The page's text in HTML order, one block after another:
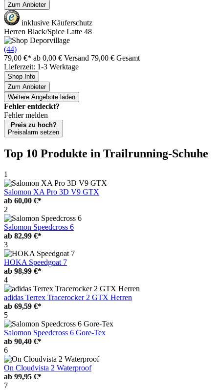
Zum Anbieter
inklusive Käuferschutz
Herren Black/Spice Latte 48
(44)
79,00 €* ab 0,00 € Versand 79,00 € Gesamt
Lieferzeit: 1-3 Werktage
Shop-Info
Zum Anbieter
Weitere Angebote laden
Fehler entdeckt?
Fehler melden
Preis zu hoch?
Preisalarm setzen
Top 10 Produkte in Trailrunning-Schuhe
1
Salomon XA Pro 3D V9 GTX
ab 60,00 €*
2
Salomon Speedcross 6
ab 82,99 €*
3
HOKA Speedgoat 7
ab 98,99 €*
4
adidas Terrex Tracerocker 2 GTX Herren
ab 69,59 €*
5
Salomon Speedcross 6 Gore-Tex
ab 90,40 €*
6
On Cloudvista 2 Waterproof
ab 99,95 €*
7